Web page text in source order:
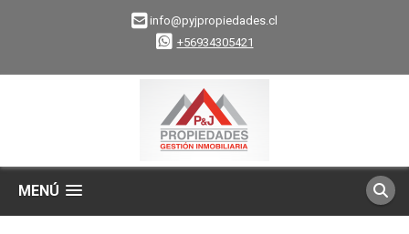
info@pyjpropiedades.cl
+56934305421
MENÚ